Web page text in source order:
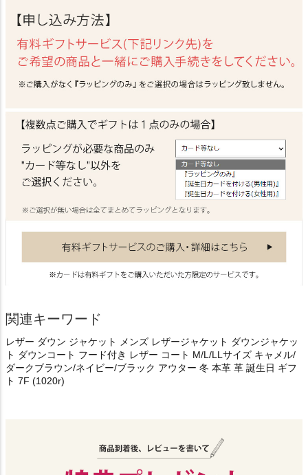
関連キーワード
レザー ダウン ジャケット メンズ レザージャケット ダウンジャケッ
ト ダウンコート フード付き レザー コート M/L/LLサイズ キャメル/
ダークブラウン/ネイビー/ブラック アウター 冬 本革 革 誕生日 ギフ
ト 7F (1020r)